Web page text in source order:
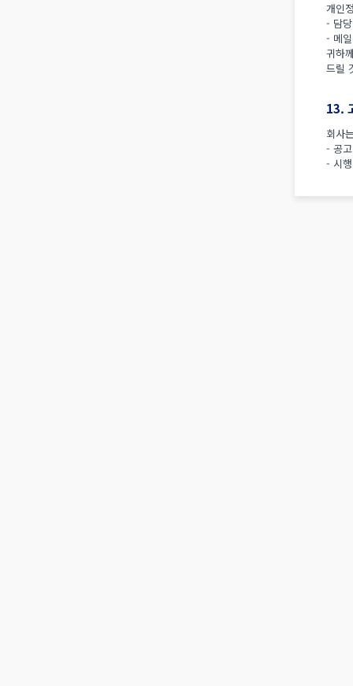
개인
- 담
- 메
귀하
드릴
13.
회사
- 공
- 시